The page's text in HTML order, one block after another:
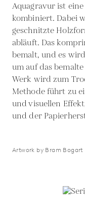
Aquagravur ist
kombiniert. Dabei
geschnitzte
abläuft. Das
bemalt, und es
um auf das
Werk wird zum
Methode führt zu
und visuellen
und der
Artwork by Bram Bogart